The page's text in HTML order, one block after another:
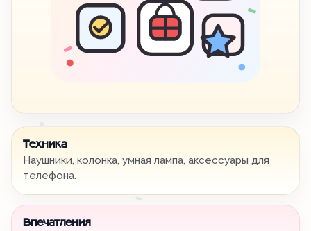
Техника
Наушники, колонка, умная лампа, аксессуары для
телефона.
Впечатления